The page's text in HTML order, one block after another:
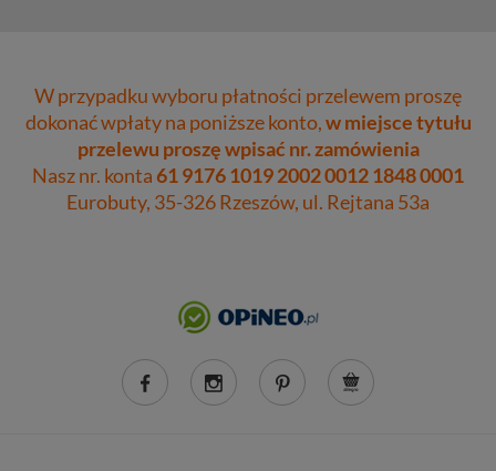
W przypadku wyboru płatności przelewem proszę
dokonać wpłaty na poniższe konto,w miejsce tytułu
przelewu proszę wpisać nr. zamówienia
Nasz nr. konta61 9176 1019 2002 0012 1848 0001
Eurobuty, 35-326 Rzeszów, ul. Rejtana 53a